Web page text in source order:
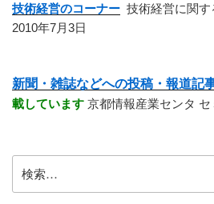
技術経営のコーナー 技術経営に関
2010年7月3日
新聞・雑誌などへの投稿・報道記
載しています 京都情報産業センタ
索: